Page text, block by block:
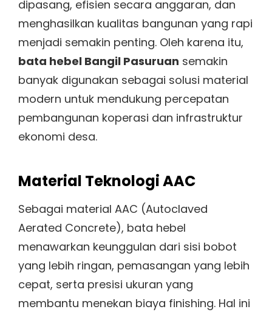
dipasang, efisien secara anggaran, dan
menghasilkan kualitas bangunan yang rapi
menjadi semakin penting. Oleh karena itu,
bata hebel Bangil Pasuruan semakin
banyak digunakan sebagai solusi material
modern untuk mendukung percepatan
pembangunan koperasi dan infrastruktur
ekonomi desa.
Material Teknologi AAC
Sebagai material AAC (Autoclaved
Aerated Concrete), bata hebel
menawarkan keunggulan dari sisi bobot
yang lebih ringan, pemasangan yang lebih
cepat, serta presisi ukuran yang
membantu menekan biaya finishing. Hal ini